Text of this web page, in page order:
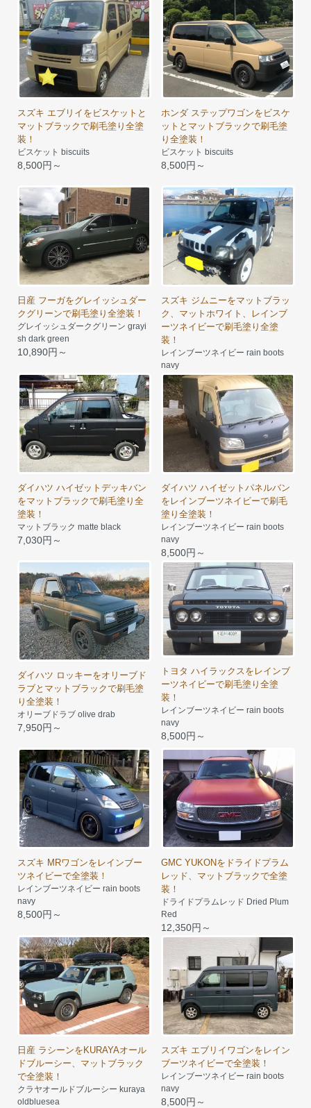
スズキ エブリイをビスケットと
マットブラックで刷毛塗り全塗
装！
ビスケット biscuits
8,500円～
ホンダ ステップワゴンをビスケ
ットとマットブラックで刷毛塗
り全塗装！
ビスケット biscuits
8,500円～
日産 フーガをグレイッシュダー
クグリーンで刷毛塗り全塗装！
グレイッシュダークグリーン grayi
sh dark green
10,890円～
スズキ ジムニーをマットブラッ
ク、マットホワイト、レインブ
ーツネイビーで刷毛塗り全塗
装！
レインブーツネイビー rain boots
navy
8,500円～
ダイハツ ハイゼットデッキバン
をマットブラックで刷毛塗り全
塗装！
マットブラック matte black
7,030円～
ダイハツ ハイゼットパネルバン
をレインブーツネイビーで刷毛
塗り全塗装！
レインブーツネイビー rain boots
navy
8,500円～
ダイハツ ロッキーをオリーブド
ラブとマットブラックで刷毛塗
り全塗装！
オリーブドラブ olive drab
7,950円～
トヨタ ハイラックスをレインブ
ーツネイビーで刷毛塗り全塗
装！
レインブーツネイビー rain boots
navy
8,500円～
スズキ MRワゴンをレインブー
ツネイビーで全塗装！
レインブーツネイビー rain boots
navy
8,500円～
GMC YUKONをドライドプラム
レッド、マットブラックで全塗
装！
ドライドプラムレッド Dried Plum
Red
12,350円～
日産 ラシーンをKURAYAオール
ドブルーシー、マットブラック
で全塗装！
クラヤオールドブルーシー kuraya
oldbluesea
スズキ エブリイワゴンをレイン
ブーツネイビーで全塗装！
レインブーツネイビー rain boots
navy
8,500円～